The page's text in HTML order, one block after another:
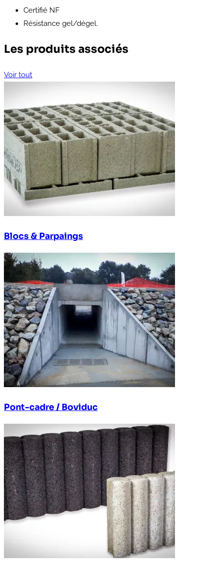
Certifié NF
Résistance gel/dégel.
Les produits associés
Voir tout
Blocs & Parpaings
Pont-cadre / Boviduc